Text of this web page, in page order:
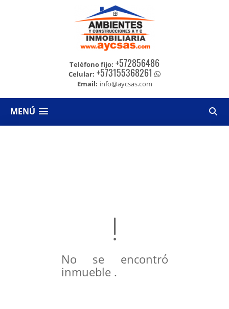
Teléfono fijo: +572856486
Celular: +573155368261
Email: info@aycsas.com
MENÚ
No se encontró
inmueble .